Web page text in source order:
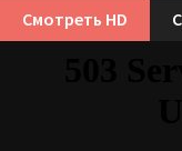
Смотреть HD